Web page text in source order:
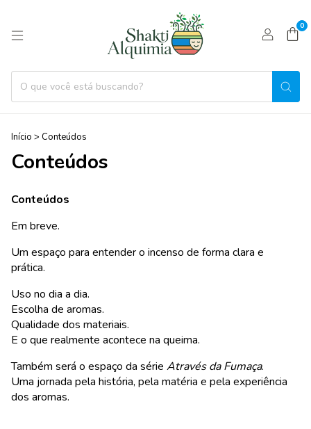
0
Início > Conteúdos
Conteúdos
Conteúdos
Em breve.
Um espaço para entender o incenso de forma clara e
prática.
Uso no dia a dia.
Escolha de aromas.
Qualidade dos materiais.
E o que realmente acontece na queima.
Também será o espaço da série Através da Fumaça.
Uma jornada pela história, pela matéria e pela experiência
dos aromas.